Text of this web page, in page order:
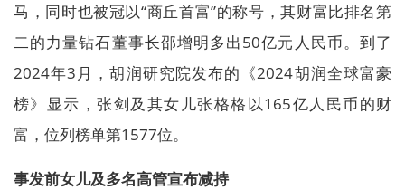
马，同时也被冠以“商丘首富”的称号，其财富比排名第
二的力量钻石董事长邵增明多出50亿元人民币。到了
2024年3月，胡润研究院发布的《2024胡润全球富豪
榜》显示，张剑及其女儿张格格以165亿人民币的财
富，位列榜单第1577位。
事发前女儿及多名高管宣布减持